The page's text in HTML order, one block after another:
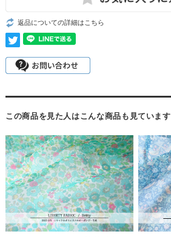
返品についての詳細はこちら
この商品を見た人はこんな商品も見ています